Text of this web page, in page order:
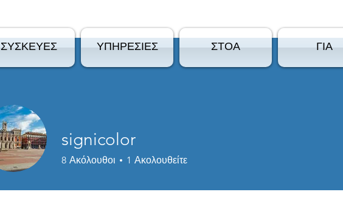
ΣΥΣΚΕΥΕΣ ΥΠΗΡΕΣΙΕΣ ΣΤΟΑ ΓΙΑ
signicolor
8 Ακόλουθοι 1 Ακολουθείτε